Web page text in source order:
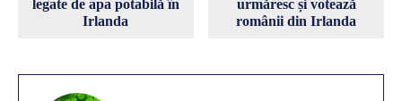
legate de apa potabilă în
Irlanda
urmăresc și votează
românii din Irlanda